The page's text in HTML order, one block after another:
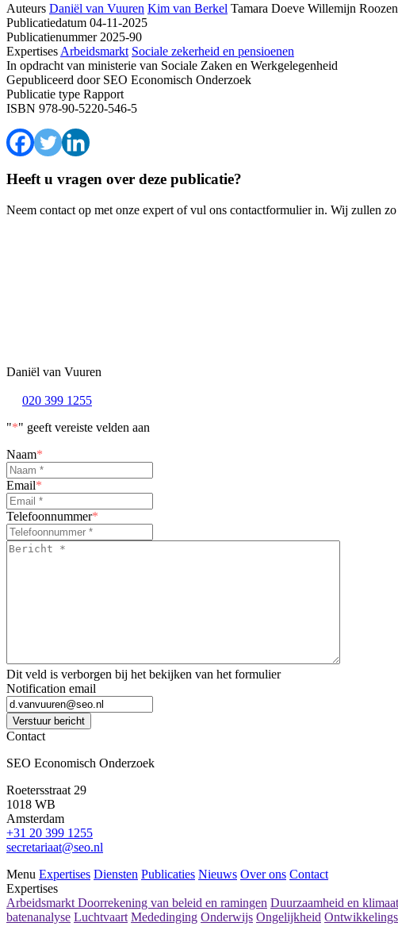
Auteurs Daniël van Vuuren Kim van Berkel Tamara Doeve Willemijn
Publicatiedatum 04-11-2025
Publicatienummer2025-90
Expertises Arbeidsmarkt Sociale zekerheid en pensioenen
In opdracht van ministerie van Sociale Zaken en Werkgelegenheid
Gepubliceerd doorSEO Economisch Onderzoek
Publicatie type Rapport
ISBN 978-90-5220-546-5
Heeft u vragen over deze publicatie?
Neem contact op met onze expert of vul ons contactformulier in. Wij zullen
Daniël van Vuuren
020 399 1255
"*" geeft vereiste velden aan
Naam*
Email*
Telefoonnummer*
Bericht
Dit veld is verborgen bij het bekijken van het formulier
Notification email
Verstuur bericht
Contact
SEO Economisch Onderzoek
Roetersstraat 29
1018 WB
Amsterdam
+31 20 399 1255
secretariaat@seo.nl
Menu Expertises Diensten Publicaties Nieuws Over ons Contact
Expertises
Arbeidsmarkt Doorrekening van beleid en ramingen Duurzaamheid en klimaat
batenanalyse Luchtvaart Mededinging Onderwijs Ongelijkheid